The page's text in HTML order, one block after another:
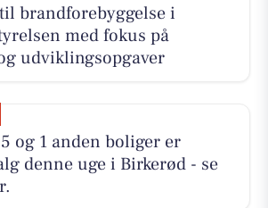
brandforebyggelse i
med fokus på
udviklingsopgaver
og 1 anden boliger er
denne uge i Birkerød - se